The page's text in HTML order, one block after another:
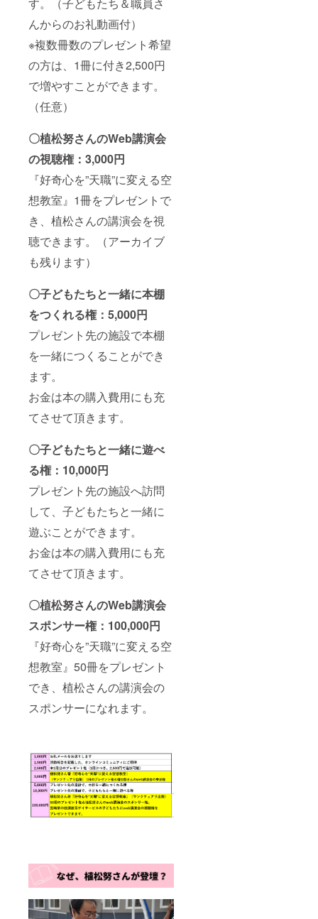
んからのお礼動画付）
※複数冊数のプレゼント希望
の方は、1冊に付き2,500円
で増やすことができます。
（任意）
〇植松努さんのWeb講演会
の視聴権：3,000円
『好奇心を”天職”に変える空
想教室』1冊をプレゼントで
き、植松さんの講演会を視
聴できます。（アーカイブ
も残ります）
〇子どもたちと一緒に本棚
をつくれる権：5,000円
プレゼント先の施設で本棚
を一緒につくることができ
ます。
お金は本の購入費用にも充
てさせて頂きます。
〇子どもたちと一緒に遊べ
る権：10,000円
プレゼント先の施設へ訪問
して、子どもたちと一緒に
遊ぶことができます。
お金は本の購入費用にも充
てさせて頂きます。
〇植松努さんのWeb講演会
スポンサー権：100,000円
『好奇心を”天職”に変える空
想教室』50冊をプレゼント
でき、植松さんの講演会の
スポンサーになれます。